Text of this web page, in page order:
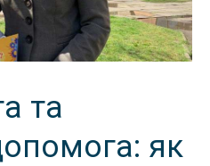
та
як